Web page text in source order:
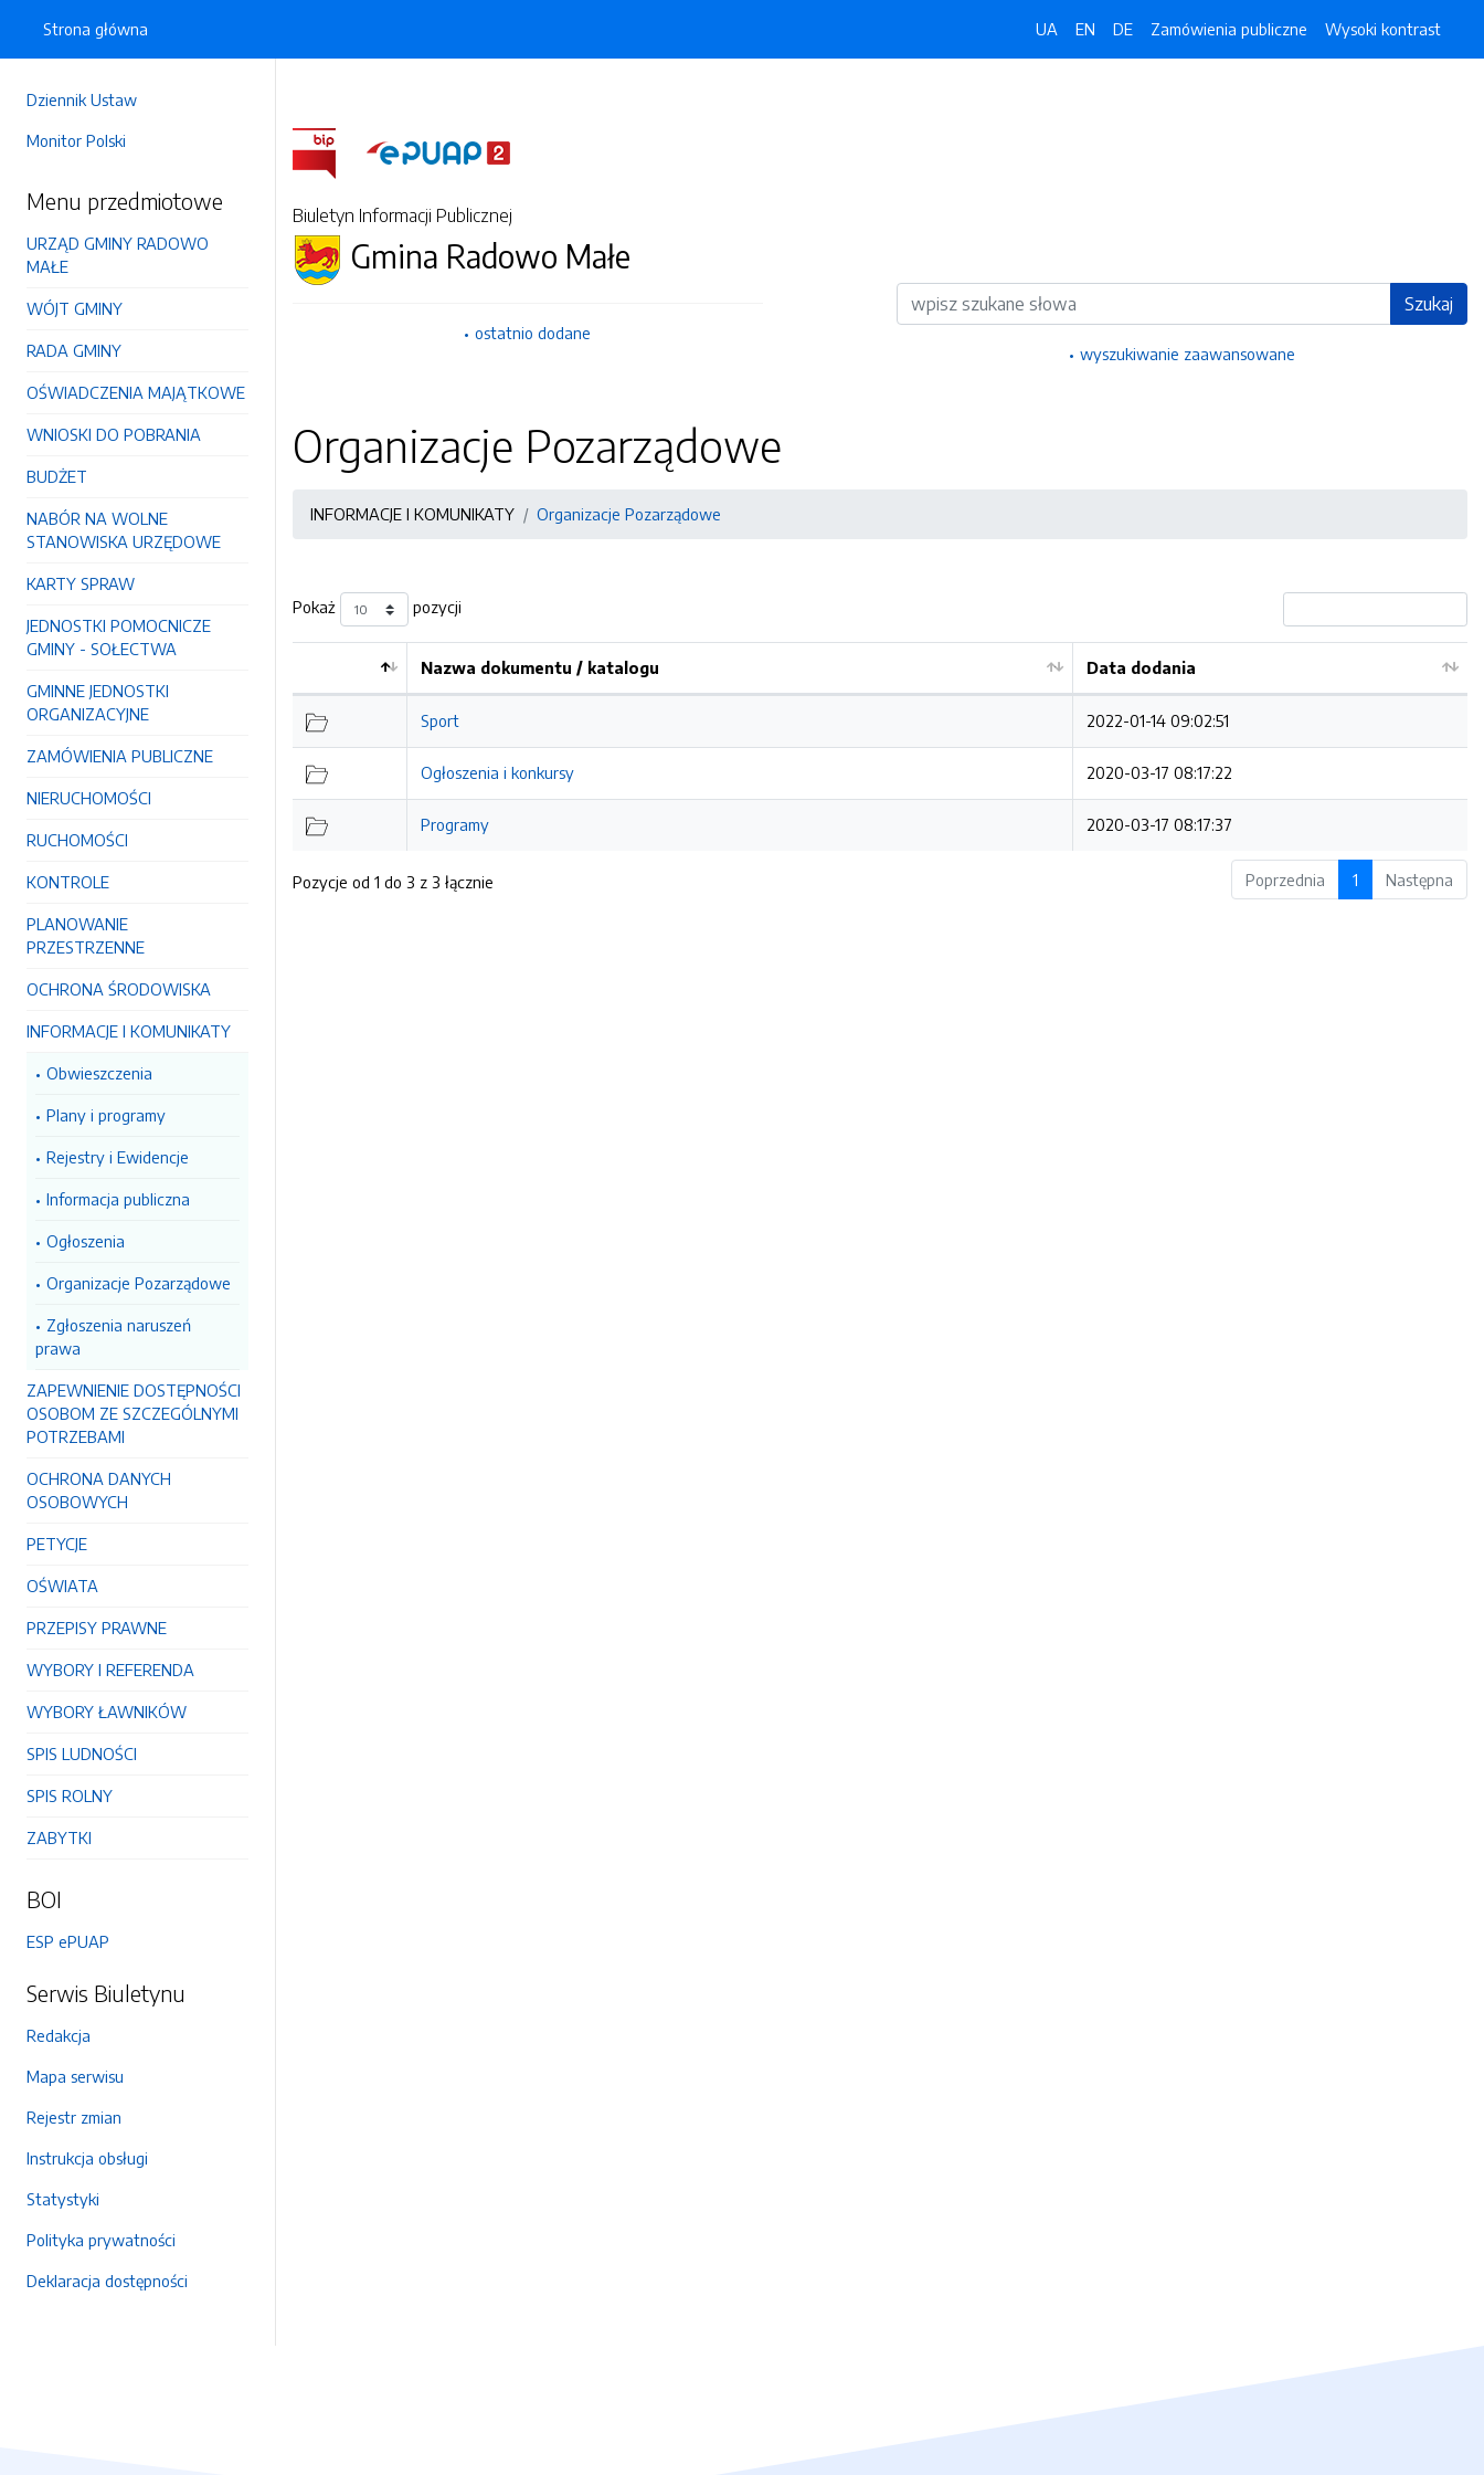
Dziennik Ustaw
Monitor Polski
Menu przedmiotowe
URZĄD GMINY RADOWO
MAŁE
WÓJT GMINY
RADA GMINY
OŚWIADCZENIA MAJĄTKOWE
WNIOSKI DO POBRANIA
BUDŻET
NABÓR NA WOLNE
STANOWISKA URZĘDOWE
KARTY SPRAW
JEDNOSTKI POMOCNICZE
GMINY - SOŁECTWA
GMINNE JEDNOSTKI
ORGANIZACYJNE
ZAMÓWIENIA PUBLICZNE
NIERUCHOMOŚCI
RUCHOMOŚCI
KONTROLE
PLANOWANIE
PRZESTRZENNE
OCHRONA ŚRODOWISKA
INFORMACJE I KOMUNIKATY
Obwieszczenia
Plany i programy
Rejestry i Ewidencje
Informacja publiczna
Ogłoszenia
Organizacje Pozarządowe
Zgłoszenia naruszeń
prawa
ZAPEWNIENIE DOSTĘPNOŚCI
OSOBOM ZE SZCZEGÓLNYMI
POTRZEBAMI
OCHRONA DANYCH
OSOBOWYCH
PETYCJE
OŚWIATA
PRZEPISY PRAWNE
WYBORY I REFERENDA
WYBORY ŁAWNIKÓW
SPIS LUDNOŚCI
SPIS ROLNY
ZABYTKI
BOI
ESP ePUAP
Serwis Biuletynu
Redakcja
Mapa serwisu
Rejestr zmian
Instrukcja obsługi
Statystyki
Polityka prywatności
Deklaracja dostępności
Strona główna UA EN DE Zamówienia publiczne Wysoki kontrast
Biuletyn Informacji Publicznej
Gmina Radowo Małe
ostatnio dodane
Wyszukiwarka Szukaj
wyszukiwanie zaawansowane
Organizacje Pozarządowe
INFORMACJE I KOMUNIKATY Organizacje Pozarządowe
Pokaż pozycji
Kolejność
Nazwa dokumentu / katalogu Data dodania
Sport 2022-01-14 09:02:51
Ogłoszenia i konkursy 2020-03-17 08:17:22
Programy 2020-03-17 08:17:37
Pozycje od 1 do 3 z 3 łącznie Poprzednia 1 Następna